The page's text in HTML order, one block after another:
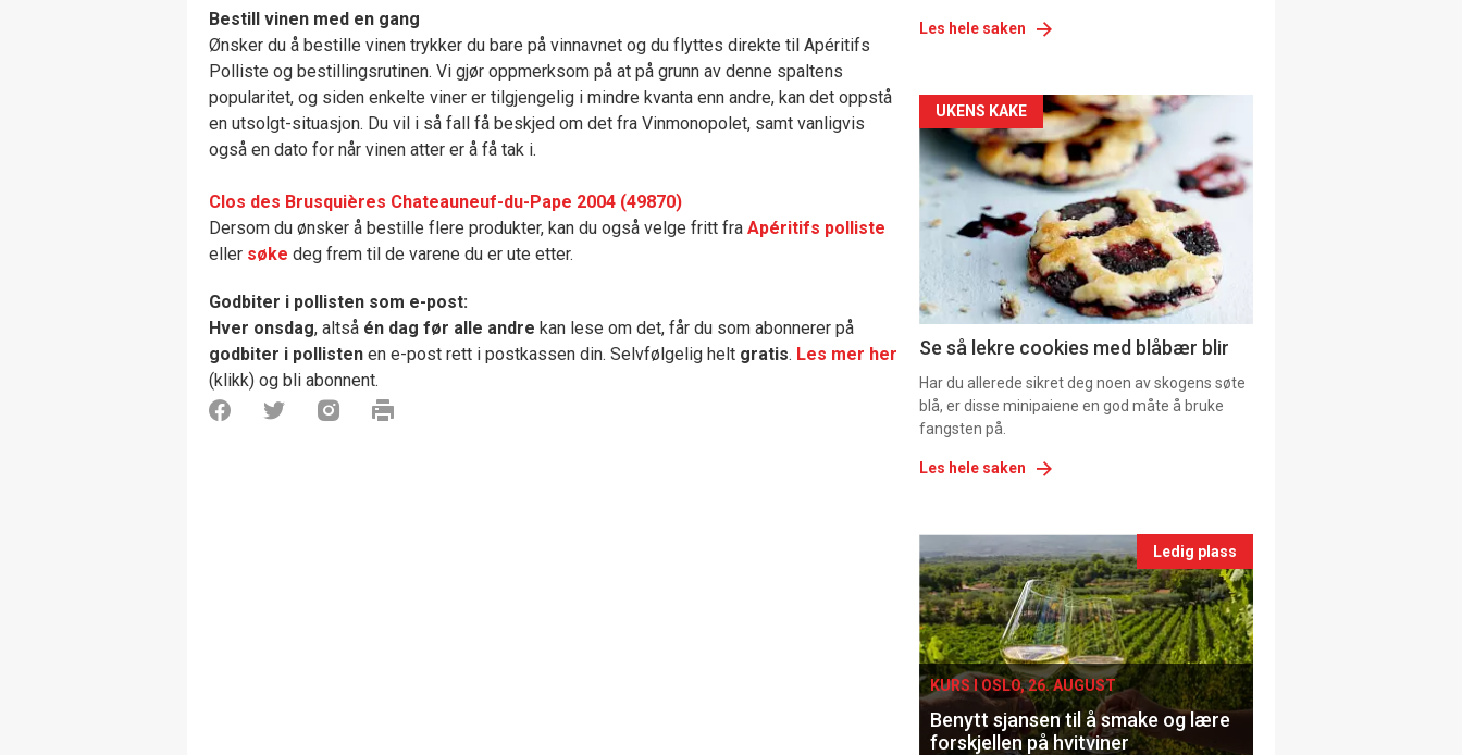
Bestill vinen med en gang
Ønsker du å bestille vinen trykker du bare på vinnavnet og du flyttes direkte til Apéritifs
Polliste og bestillingsrutinen. Vi gjør oppmerksom på at på grunn av denne spaltens
popularitet, og siden enkelte viner er tilgjengelig i mindre kvanta enn andre, kan det oppstå
en utsolgt-situasjon. Du vil i så fall få beskjed om det fra Vinmonopolet, samt vanligvis
også en dato for når vinen atter er å få tak i.
Clos des Brusquières Chateauneuf-du-Pape 2004 (49870)
Dersom du ønsker å bestille flere produkter, kan du også velge fritt fra Apéritifs polliste
eller søke deg frem til de varene du er ute etter.
Godbiter i pollisten som e-post:
Hver onsdag, altså én dag før alle andre kan lese om det, får du som abonnerer på
godbiter i pollisten en e-post rett i postkassen din. Selvfølgelig helt gratis. Les mer her
(klikk) og bli abonnent.
Les hele saken
Artikler
detail
-
section
11
Ukens
vin
UKENS KAKE
Se så lekre cookies med blåbær blir
Har du allerede sikret deg noen av skogens søte
blå, er disse minipaiene en god måte å bruke
fangsten på.
Les hele saken
Events
single
Ledig plass
KURS I OSLO, 26. AUGUST
Benytt sjansen til å smake og lære
forskjellen på hvitviner